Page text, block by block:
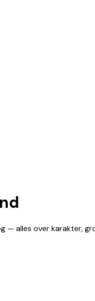
— alles over karakter,